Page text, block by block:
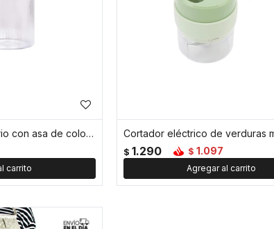
Taza facetada de vidrio con asa de color - 350ml - Verde
$ 1.290 $ 1.097